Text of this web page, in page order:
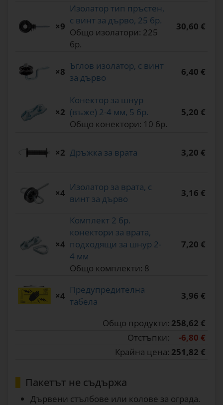
×9
Изолатор тип пръстен,
с винт за дърво, 25 бр.
Общо изолатори: 225
бр.
30,60 €
×8
Ъглов изолатор, с винт
за дърво
6,40 €
×2
Конектор за шнур
(въже) 2-4 мм, 5 бр.
Общо конектори: 10 бр.
5,20 €
×2 Дръжка за врата 3,20 €
×4
Изолатор за врата, с
винт за дърво
3,16 €
×4
Комплект 2 бр.
конектори за врата,
подходящи за шнур 2-
4 мм
Общо комплекти: 8
7,20 €
×4
Предупредителна
табела
3,96 €
Общо продукти: 258,62 €
Отстъпки:
-6,80 €
Крайна цена: 251,82 €
Пакетът не съдържа
Дървени стълбове или колове за ограда.